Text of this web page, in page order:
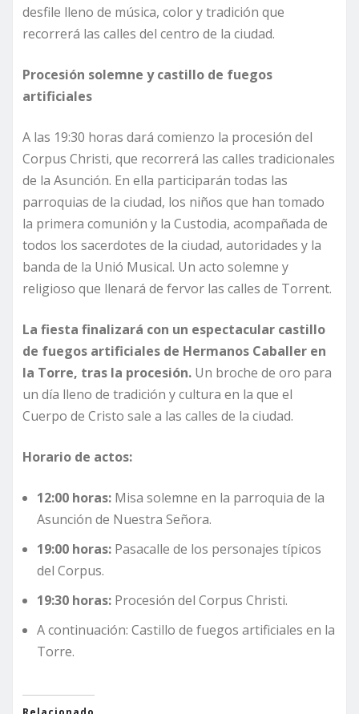
desfile lleno de música, color y tradición que
recorrerá las calles del centro de la ciudad.
Procesión solemne y castillo de fuegos
artificiales
A las 19:30 horas dará comienzo la procesión del
Corpus Christi, que recorrerá las calles tradicionales
de la Asunción. En ella participarán todas las
parroquias de la ciudad, los niños que han tomado
la primera comunión y la Custodia, acompañada de
todos los sacerdotes de la ciudad, autoridades y la
banda de la Unió Musical. Un acto solemne y
religioso que llenará de fervor las calles de Torrent.
La fiesta finalizará con un espectacular castillo
de fuegos artificiales de Hermanos Caballer en
la Torre, tras la procesión. Un broche de oro para
un día lleno de tradición y cultura en la que el
Cuerpo de Cristo sale a las calles de la ciudad.
Horario de actos:
12:00 horas: Misa solemne en la parroquia de la
Asunción de Nuestra Señora.
19:00 horas: Pasacalle de los personajes típicos
del Corpus.
19:30 horas: Procesión del Corpus Christi.
A continuación: Castillo de fuegos artificiales en la
Torre.